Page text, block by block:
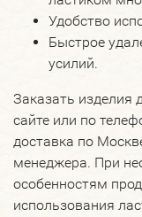
Удобство
Быстрое
усилий.
Заказать
сайте или по
доставка по
менеджера. При
особенностям
использования